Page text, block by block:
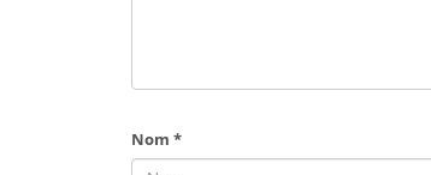
Nom*